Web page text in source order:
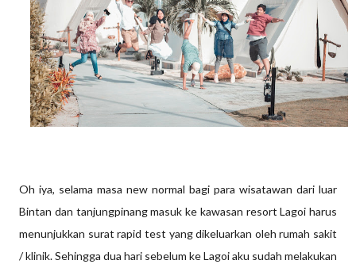
Oh iya, selama masa new normal bagi para wisatawan dari luar
Bintan dan tanjungpinang masuk ke kawasan resort Lagoi harus
menunjukkan surat rapid test yang dikeluarkan oleh rumah sakit
/ klinik. Sehingga dua hari sebelum ke Lagoi aku sudah melakukan